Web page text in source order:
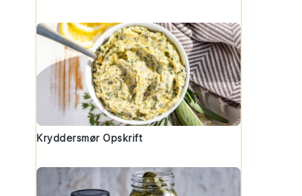
Kryddersmør Opskrift